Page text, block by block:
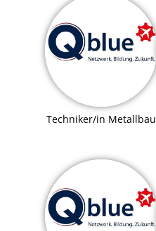
Techniker/in Metallbau